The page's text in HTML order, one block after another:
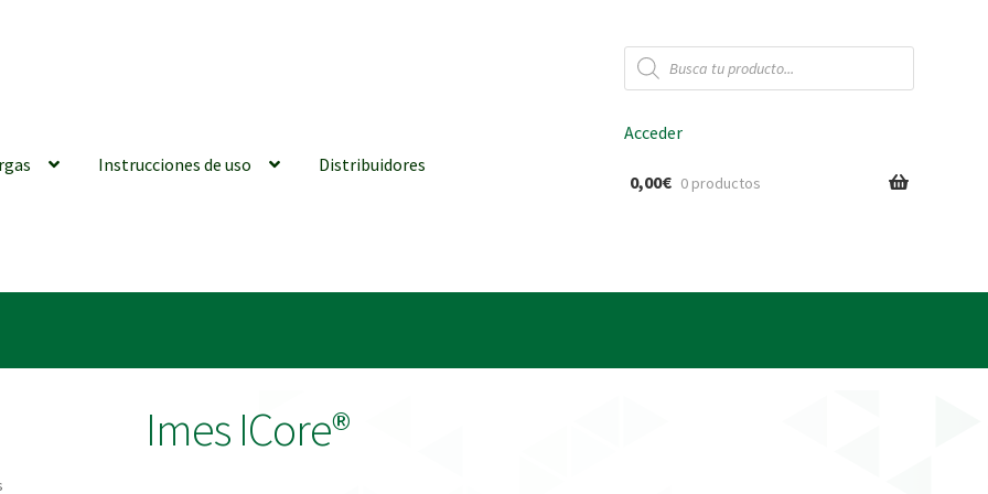
Búsqueda
de
productos
Instrucciones de uso Distribuidores
generales
Acceder
0,00€ 0 productos
Imes ICore®